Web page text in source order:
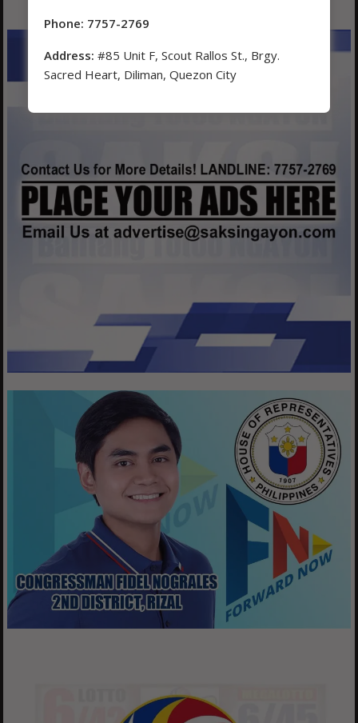
Phone: 7757-2769
Address: #85 Unit F, Scout Rallos St., Brgy.
Sacred Heart, Diliman, Quezon City